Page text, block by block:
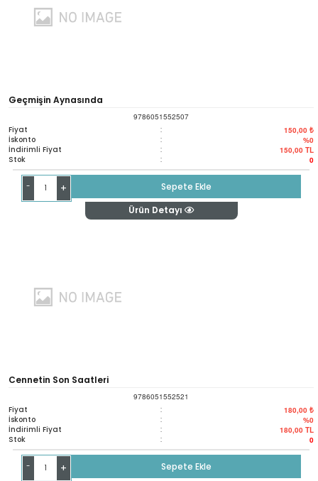
Geçmişin Aynasında
9786051552507
Fiyat : 150,00 ₺
İskonto : %0
İndirimli Fiyat : 150,00 TL
Stok : 0
- +
Sepete Ekle
Ürün Detayı
Cennetin Son Saatleri
9786051552521
Fiyat : 180,00 ₺
İskonto : %0
İndirimli Fiyat : 180,00 TL
Stok : 0
- +
Sepete Ekle